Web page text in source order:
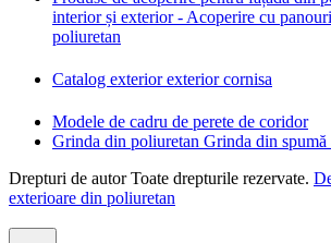
interior și exterior - Acoperire cu
poliuretan
Catalog exterior exterior cornisa
Modele de cadru de perete de coridor
Grinda din poliuretan Grinda din spumă
Drepturi de autor Toate drepturile rezervate.
exterioare din poliuretan